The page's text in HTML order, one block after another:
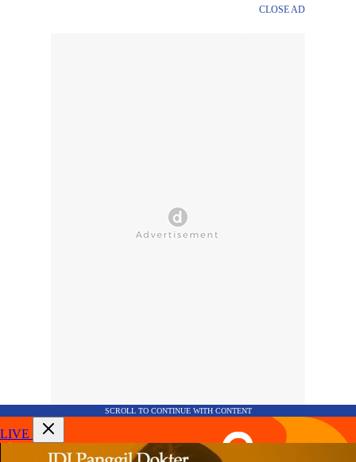
CLOSE AD
SCROLL TO CONTINUE WITH CONTENT
LIVE